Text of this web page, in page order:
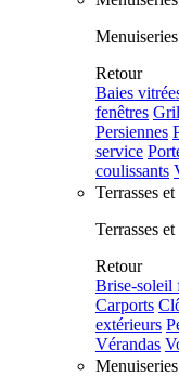
Retour
Baies
fenêtres
Persiennes
service
coulissants
Terrasses
Terrasses
Retour
Brise-soleil
Carports
extérieurs
Vérandas